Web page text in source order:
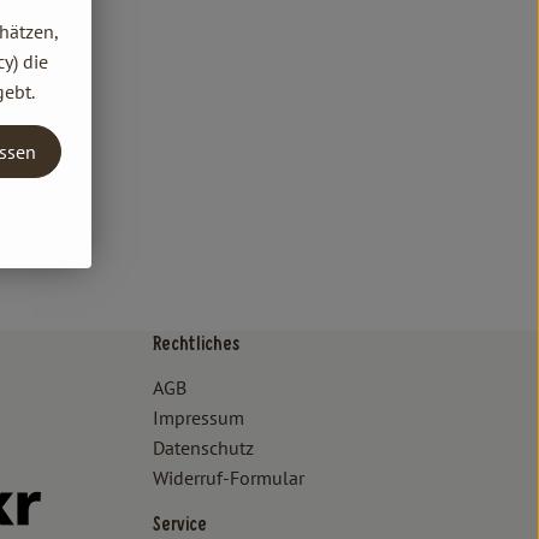
verbraucher
www.oekokiste.de/
lammertzhof/
www.instagram.com/lammertzhof/
https://www.youtube.com/channel/
Externer Link zu https://www.flickr.com/photos/
Rechtliches
AGB
Impressum
Datenschutz
Widerruf-Formular
Service
die